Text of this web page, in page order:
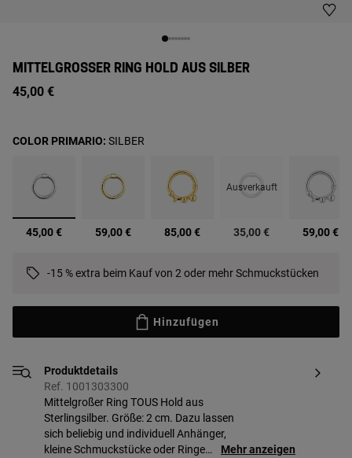
MITTELGROSSER RING HOLD AUS SILBER
45,00 €
Ausgewählt
45,00 € 59,00 € 85,00 €
Ausverkauft
35,00 € 59,00 €
COLOR PRIMARIO: SILBER
-15 % extra beim Kauf von 2 oder mehr Schmuckstücken
Hinzufügen
Produktdetails
Ref. 1001303300
Mittelgroßer Ring TOUS Hold aus
Sterlingsilber. Größe: 2 cm. Dazu lassen
sich beliebig und individuell Anhänger,
kleine Schmuckstücke oder Ringe
Mehr anzeigen